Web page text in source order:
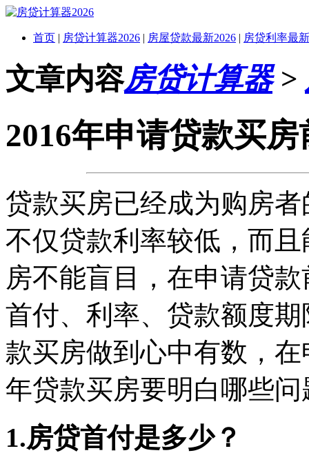
首页 | 房贷计算器2026 | 房屋贷款最新2026 | 房贷利率最
文章内容房贷计算器>
2016年申请贷款买
贷款买房已经成为购房
不仅贷款利率较低，而
房不能盲目，在申请贷
首付、利率、贷款额度
款买房做到心中有数，
年贷款买房要明白哪些问
1.房贷首付是多少？